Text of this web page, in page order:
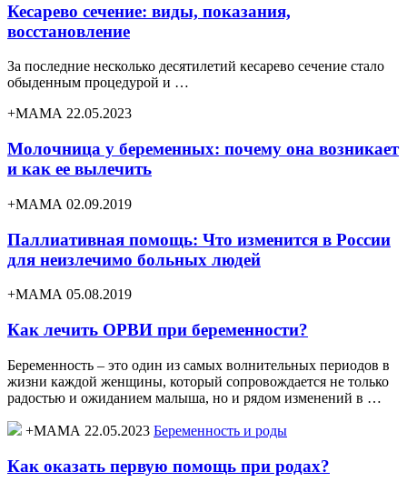
Кесарево сечение: виды, показания,
восстановление
За последние несколько десятилетий кесарево сечение стало
обыденным процедурой и …
+МАМА 22.05.2023
Молочница у беременных: почему она возникает
и как ее вылечить
+МАМА 02.09.2019
Паллиативная помощь: Что изменится в России
для неизлечимо больных людей
+МАМА 05.08.2019
Как лечить ОРВИ при беременности?
Беременность – это один из самых волнительных периодов в
жизни каждой женщины, который сопровождается не только
радостью и ожиданием малыша, но и рядом изменений в …
+МАМА 22.05.2023 Беременность и роды
Как оказать первую помощь при родах?